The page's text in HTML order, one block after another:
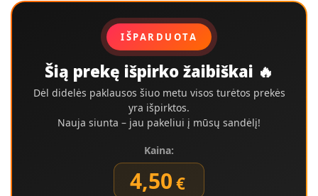
IŠPARDUOTA
Šią prekę išpirko žaibiškai 🔥
Dėl didelės paklausos šiuo metu visos turėtos prekės
yra išpirktos.
Nauja siunta – jau pakeliui į mūsų sandėlį!
Kaina:
4,50€